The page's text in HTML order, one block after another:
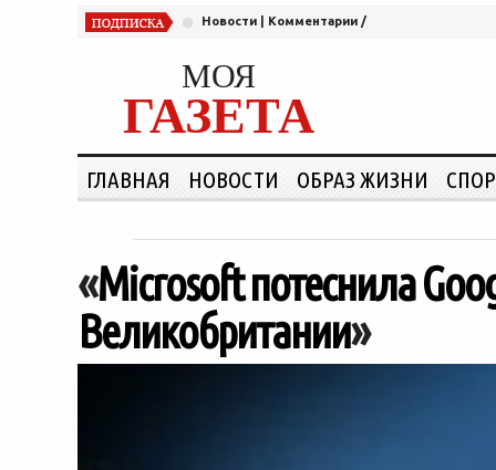
Новости Комментарии /
МОЯ
ГАЗЕТА
ГЛАВНАЯ НОВОСТИ ОБРАЗ ЖИЗНИ
«Microsoft потеснила
Великобритании»